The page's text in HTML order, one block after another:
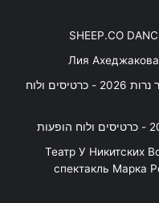
SHEEP.CO
Лия
משופן ועד AC/DC - מופע פסנתר לאור נרות 2026 - כרטיסים ולוח
"Театр У Никитских
спектакль Марка